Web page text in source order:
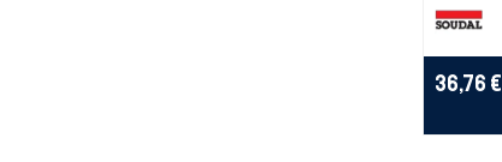
36,76 €